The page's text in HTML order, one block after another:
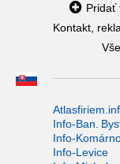
Pridať
Kontakt,
Info-Ban.
Info-
Info-Levice